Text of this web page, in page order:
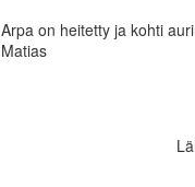
Arpa on heitetty ja kohti
Matias
Riskien